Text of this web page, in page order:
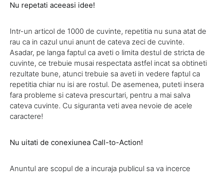
Nu repetati aceeasi idee!
Intr-un articol de 1000 de cuvinte, repetitia nu suna atat de
rau ca in cazul unui anunt de cateva zeci de cuvinte.
Asadar, pe langa faptul ca aveti o limita destul de stricta de
cuvinte, ce trebuie musai respectata astfel incat sa obtineti
rezultate bune, atunci trebuie sa aveti in vedere faptul ca
repetitia chiar nu isi are rostul. De asemenea, puteti insera
fara probleme si cateva prescurtari, pentru a mai salva
cateva cuvinte. Cu siguranta veti avea nevoie de acele
caractere!
Nu uitati de conexiunea Call-to-Action!
Anuntul are scopul de a incuraja publicul sa va incerce